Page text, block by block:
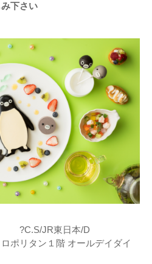
下さい
日本/D
ポリタン１階 オールデイダイ